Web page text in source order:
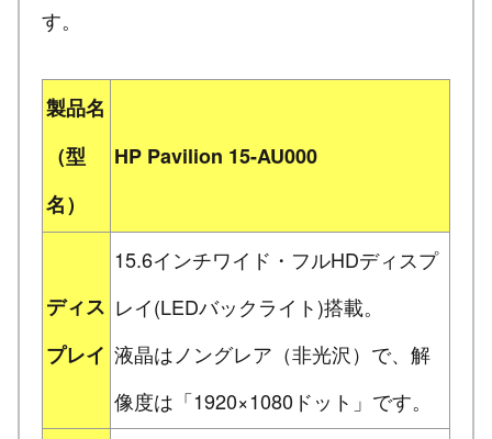
す。
製品名
（型
名）
HP Pavilion 15-AU000
ディス
プレイ
15.6インチワイド・フルHDディスプ
レイ(LEDバックライト)搭載。
液晶はノングレア（非光沢）で、解
像度は「1920×1080ドット」です。